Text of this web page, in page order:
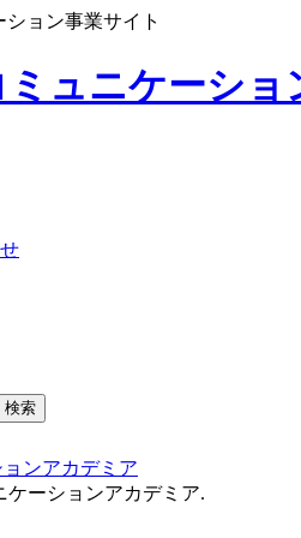
ョン事業サイト
ュニケーショ
検索
ンアカデミア
ケーションアカデミア.